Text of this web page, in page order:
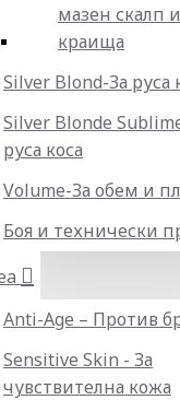
мазен скалп
краища
Silver Blond-За руса
Silver Blonde
руса коса
Volume-За обем и
Боя и технически
Anti-Age – Против
Sensitive Skin - За
чувствителна кожа